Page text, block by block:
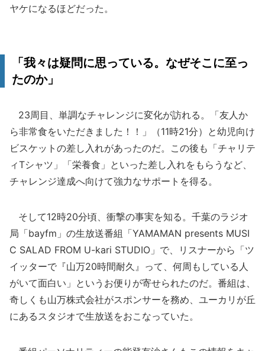
ヤケになるほどだった。
「我々は疑問に思っている。なぜそこに至っ
たのか」
23周目、単調なチャレンジに変化が訪れる。「友人か
ら非常食をいただきました！！」（11時21分）と幼児向け
ビスケットの差し入れがあったのだ。この後も「チャリテ
ィTシャツ」「栄養食」といった差し入れをもらうなど、
チャレンジ達成へ向けて強力なサポートを得る。
そして12時20分頃、衝撃の事実を知る。千葉のラジオ
局「bayfm」の生放送番組「YAMAMAN presents MUSI
C SALAD FROM U-kari STUDIO」で、リスナーから「ツ
イッターで『山万20時間耐久』って、何周もしている人
がいて面白い」というお便りが寄せられたのだ。番組は、
奇しくも山万株式会社がスポンサーを務め、ユーカリが丘
にあるスタジオで生放送をおこなっていた。